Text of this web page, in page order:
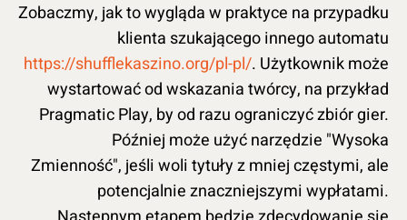
Zobaczmy, jak to wygląda w praktyce na przypadku
klienta szukającego innego automatu
https://shufflekaszino.org/pl-pl/. Użytkownik może
wystartować od wskazania twórcy, na przykład
Pragmatic Play, by od razu ograniczyć zbiór gier.
Później może użyć narzędzie "Wysoka
Zmienność", jeśli woli tytuły z mniej częstymi, ale
potencjalnie znaczniejszymi wypłatami.